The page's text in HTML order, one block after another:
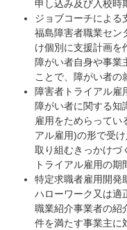
申し込み及び入校時
ジョブコーチによる
福島障害者職業セン
け個別に支援計画を
障がい者自身や事業
ことで、障がい者の
障害者トライアル雇
障がい者に関する知
雇用をためらってい
アル雇用)の形で受
取り組むきっかけづ
トライアル雇用の期
特定求職者雇用開発
ハローワーク又は適
職業紹介事業者の紹
件を満たす事業主に